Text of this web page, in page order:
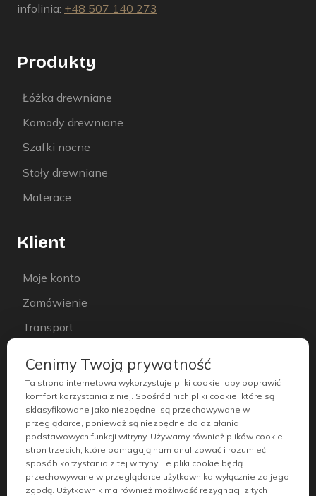
infolinia: +48 507 140 273
Produkty
Łóżka drewniane
Komody drewniane
Szafki nocne
Stoły drewniane
Materace
Klient
Moje konto
Zamówienie
Transport
Regulamin
Polityka prywatności
Cenimy Twoją prywatność
Ta strona internetowa wykorzystuje pliki cookie, aby poprawić
komfort korzystania z niej. Spośród nich pliki cookie, które są
sklasyfikowane jako niezbędne, są przechowywane w
przeglądarce, ponieważ są niezbędne do działania
podstawowych funkcji witryny. Używamy również plików cookie
stron trzecich, które pomagają nam analizować i rozumieć
sposób korzystania z tej witryny. Te pliki cookie będą
przechowywane w przeglądarce użytkownika wyłącznie za jego
zgodą. Użytkownik ma również możliwość rezygnacji z tych